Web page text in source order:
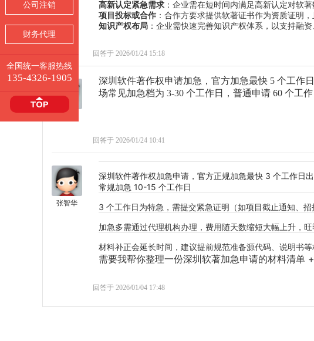
高新认定紧急需求 ：企业需在短时间内满足高新认定对软著
项目投标或合作 ：合作方要求提供软著证书作为资质证明，
知识产权布局 ：企业需快速完善知识产权体系，以支持融资
回答于 2026/01/24 15:18
深圳软件著作权申请加急，官方加急最快 5 个工作
场常见加急档为 3-30 个工作日，普通申请 60 个工
回答于 2026/01/24 10:41
张智华
深圳软件著作权加急申请，官方正规加急最快 3 个工作日
常规加急 10-15 个工作日
3 个工作日为特急，需提交紧急证明（如项目截止通知、
加急多需通过代理机构办理，费用随天数缩短大幅上升，旺
材料补正会延长时间，建议提前规范准备源代码、说明书等
需要我帮你整理一份深圳软著加急申请的材料清单
回答于 2026/01/04 17:48
公司注销
财务代理
全国统一客服热线
135-4326-1905
公司注销
财务代理
全国统一客服热线
135-4326-1905